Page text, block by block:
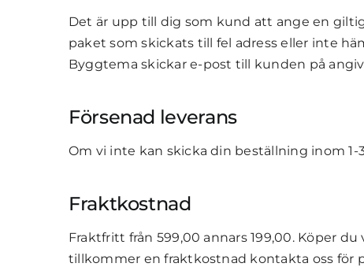
Det är upp till dig som kund att ange en
paket som skickats till fel adress eller inte
Byggtema skickar e-post till kunden på
Försenad leverans
Om vi inte kan skicka din beställning inom
Fraktkostnad
Fraktfritt från 599,00 annars 199,00. Köper
tillkommer en fraktkostnad kontakta oss för